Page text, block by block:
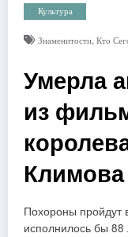
Культура
Знаменитости, Кто
Умерла
из
Климова
Похороны пройдут
исполнилось бы 88